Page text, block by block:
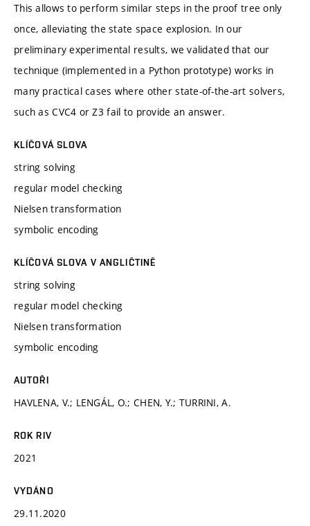
This allows to perform similar steps in the proof tree only
once, alleviating the state space explosion. In our
preliminary experimental results, we validated that our
technique (implemented in a Python prototype) works in
many practical cases where other state-of-the-art solvers,
such as CVC4 or Z3 fail to provide an answer.
KLÍČOVÁ SLOVA
string solving
regular model checking
Nielsen transformation
symbolic encoding
KLÍČOVÁ SLOVA V ANGLIČTINĚ
string solving
regular model checking
Nielsen transformation
symbolic encoding
AUTOŘI
HAVLENA, V.; LENGÁL, O.; CHEN, Y.; TURRINI, A.
ROK RIV
2021
VYDÁNO
29.11.2020